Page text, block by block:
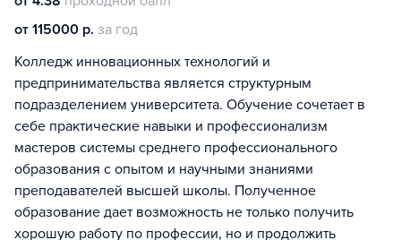
от 115000 р. за год
Колледж инновационных технологий и
предпринимательства является структурным
подразделением университета. Обучение сочетает в
себе практические навыки и профессионализм
мастеров системы среднего профессионального
образования с опытом и научными знаниями
преподавателей высшей школы. Полученное
образование дает возможность не только получить
хорошую работу по профессии, но и продолжить